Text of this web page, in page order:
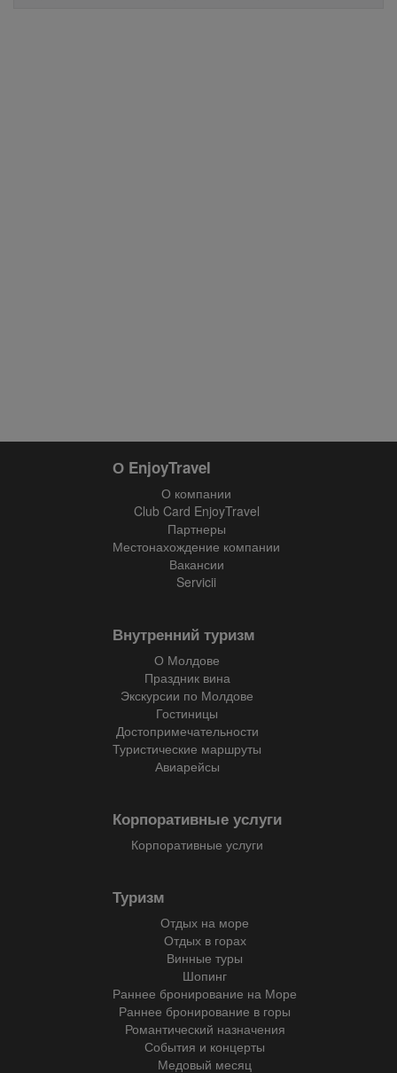
О EnjoyTravel
О компании
Club Card EnjoyTravel
Партнеры
Местонахождение компании
Вакансии
Servicii
Внутренний туризм
О Молдове
Праздник вина
Экскурсии по Молдове
Гостиницы
Достопримечательности
Туристические маршруты
Авиарейсы
Корпоративные услуги
Корпоративные услуги
Туризм
Отдых на море
Отдых в горах
Винные туры
Шопинг
Раннее бронирование на Море
Раннее бронирование в горы
Романтический назначения
События и концерты
Медовый месяц